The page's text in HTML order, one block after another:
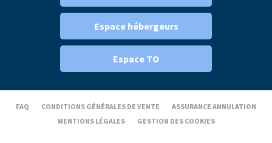
Espace hébergeurs
Espace TO
FAQ CONDITIONS GÉNÉRALES DE VENTE
ASSURANCE ANNULATION
MENTIONS LÉGALES
GESTION DES COOKIES